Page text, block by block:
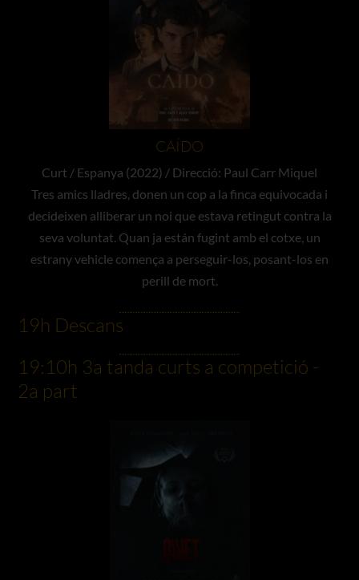
CAÍDO
Curt / Espanya (2022) / Direcció: Paul Carr Miquel
Tres amics lladres, donen un cop a la finca equivocada i
decideixen alliberar un noi que estava retingut contra la
seva voluntat. Quan ja están fugint amb el cotxe, un
estrany vehicle comença a perseguir-los, posant-los en
perill de mort.
19h Descans
19:10h 3a tanda curts a competició -
2a part